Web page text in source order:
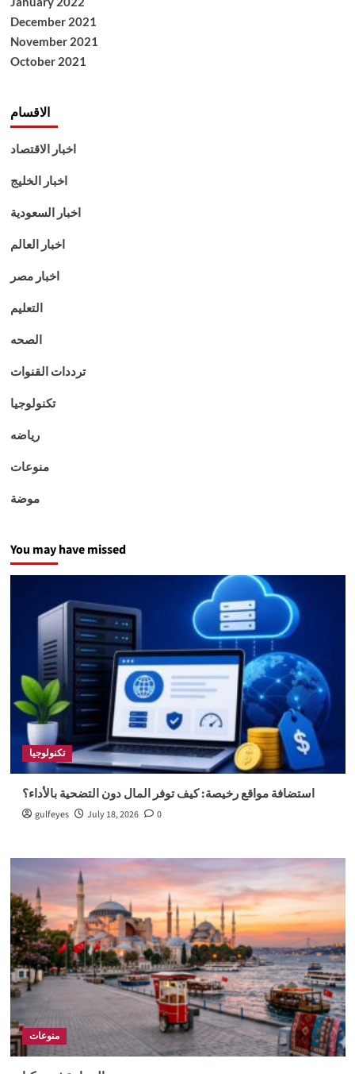
December 2021
November 2021
October 2021
الاقسام
اخبار الاقتصاد
اخبار الخليج
اخبار السعودية
اخبار العالم
اخبار مصر
التعليم
الصحه
ترددات القنوات
تكنولوجيا
رياضه
منوعات
موضة
You may have missed
تكنولوجيا
استضافة مواقع رخيصة: كيف توفر المال دون التضحية بالأداء؟
gulfeyes July 18, 2026 0
منوعات